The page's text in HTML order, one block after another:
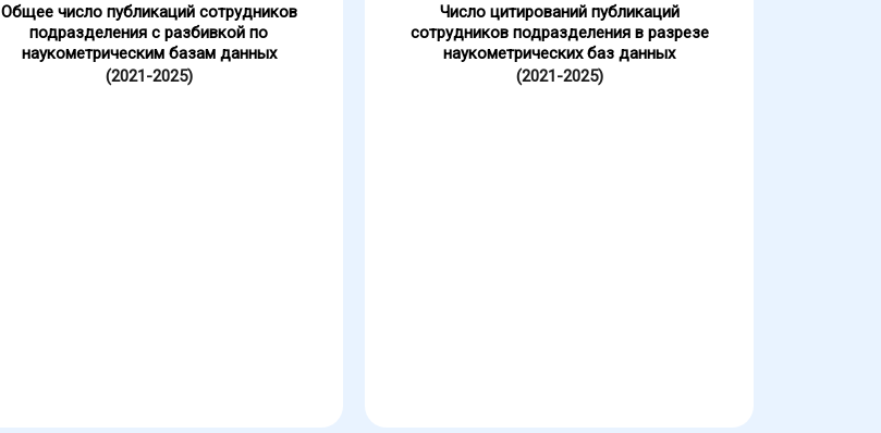
Общее число публикаций сотрудников
подразделения с разбивкой по
наукометрическим базам данных
(2021-2025)
Число цитирований публикаций
сотрудников подразделения в разрезе
наукометрических баз данных
(2021-2025)